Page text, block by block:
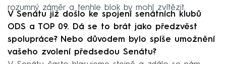
rozumný záměr a tenhle blok by mohl zvítězit.
V Senátu již došlo ke spojení senátních klubů
ODS a TOP 09. Dá se to brát jako předzvěst
spolupráce? Nebo důvodem bylo spíše umožnění
vašeho zvolení předsedou Senátu?